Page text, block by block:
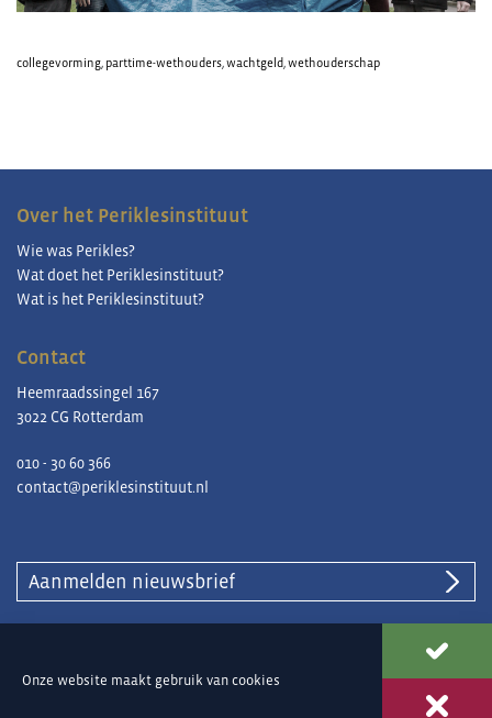
Onze website maakt gebruik van cookies
collegevorming, parttime-wethouders,wachtgeld,wethouderschap
Over het Periklesinstituut
Wie was Perikles?
Wat doet het Periklesinstituut?
Wat is het Periklesinstituut?
Contact
Heemraadssingel 167
3022 CG Rotterdam
010 - 30 60 366
contact@periklesinstituut.nl
Aanmelden nieuwsbrief